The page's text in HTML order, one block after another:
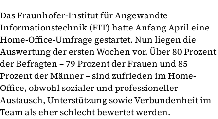
Das Fraunhofer-Institut für Angewandte
Informationstechnik (FIT) hatte Anfang April eine
Home-Office-Umfrage gestartet. Nun liegen die
Auswertung der ersten Wochen vor. Über 80 Prozent
der Befragten – 79 Prozent der Frauen und 85
Prozent der Männer – sind zufrieden im Home-
Office, obwohl sozialer und professioneller
Austausch, Unterstützung sowie Verbundenheit im
Team als eher schlecht bewertet werden.